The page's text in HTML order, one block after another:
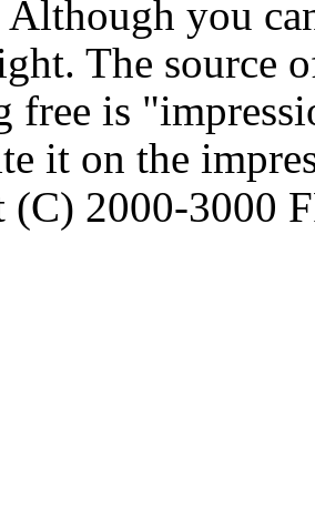
Although you
The source
free is
it on the
(C) 2000-3000